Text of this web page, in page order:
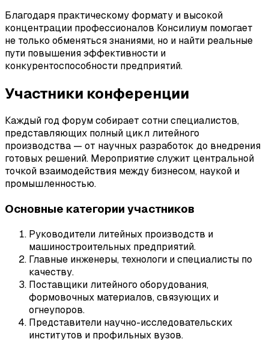
Благодаря практическому формату и высокой
концентрации профессионалов Консилиум помогает
не только обменяться знаниями, но и найти реальные
пути повышения эффективности и
конкурентоспособности предприятий.
Участники конференции
Каждый год форум собирает сотни специалистов,
представляющих полный цикл литейного
производства — от научных разработок до внедрения
готовых решений. Мероприятие служит центральной
точкой взаимодействия между бизнесом, наукой и
промышленностью.
Основные категории участников
Руководители литейных производств и
машиностроительных предприятий.
Главные инженеры, технологи и специалисты по
качеству.
Поставщики литейного оборудования,
формовочных материалов, связующих и
огнеупоров.
Представители научно-исследовательских
институтов и профильных вузов.